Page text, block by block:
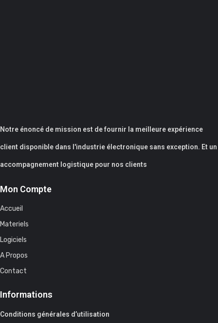
Notre énoncé de mission est de fournir la meilleure expérience
client disponible dans l'industrie électronique sans exception. Et un
accompagnement logistique pour nos clients
Mon Compte
Accueil
Materiels
Logiciels
A Propos
Contact
Informations
Conditions générales d’utilisation